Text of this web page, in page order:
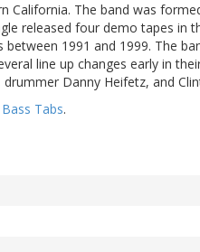
The band was
released four demo tapes in
1991 and 1999. The
line up changes early in
Danny Heifetz, and
Tabs.